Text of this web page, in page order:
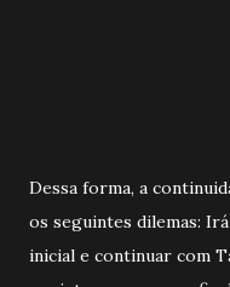
Dessa forma, a
os seguintes dilemas:
inicial e continuar com